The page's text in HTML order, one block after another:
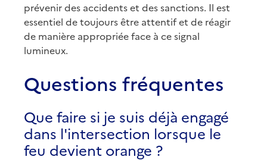
prévenir des accidents et des sanctions. Il est
essentiel de toujours être attentif et de réagir
de manière appropriée face à ce signal
lumineux.
Questions fréquentes
Que faire si je suis déjà engagé
dans l'intersection lorsque le
feu devient orange ?